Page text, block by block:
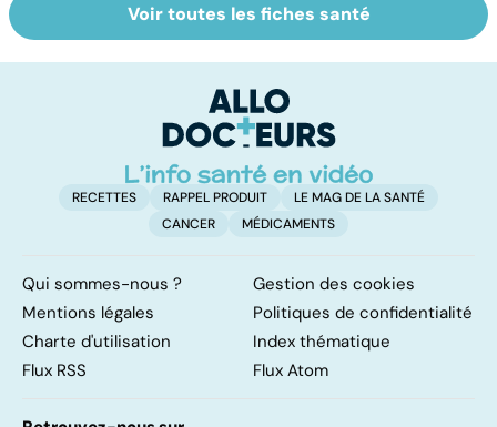
Automne-hiver,
le temps de la
Narcolepsie : des
crises de
involontaires
Voir toutes les fiches santé
RECETTES RAPPEL PRODUIT
LE MAG DE LA SANTÉ
CANCER
MÉDICAMENTS
Qui sommes-nous ?
Gestion des cookies
Mentions légales
Politiques de confidentialité
Charte d'utilisation
Index thématique
Flux RSS
Flux Atom